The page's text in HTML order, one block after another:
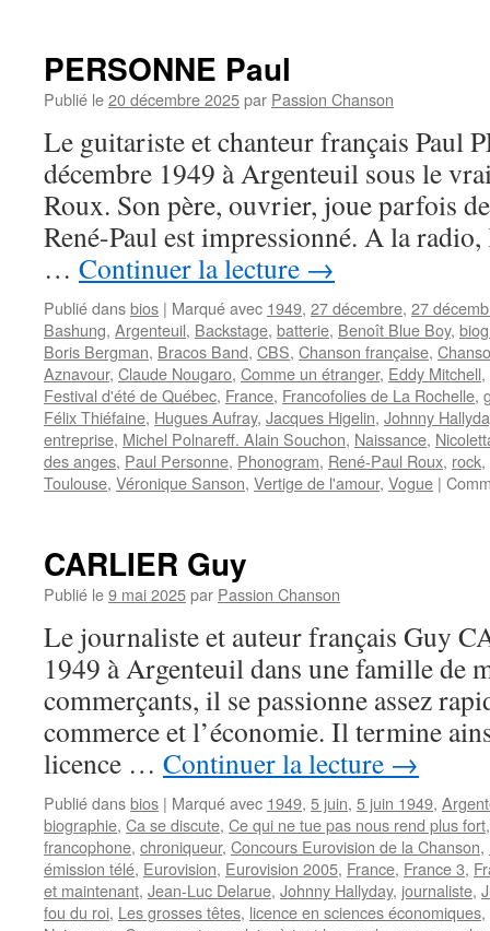
PERSONNE Paul
Publié le20 décembre 2025par Passion Chanson
Le guitariste et chanteur français Paul
décembre 1949 à Argenteuil sous le
Roux. Son père, ouvrier, joue parfois
René-Paul est impressionné. A la
… Continuer la lecture →
Publié dansbios | Marqué avec 1949, 27 décembre, 27
Bashung, Argenteuil, Backstage, batterie, Benoît Blue Boy,
Boris Bergman, Bracos Band, CBS, Chanson française,
Aznavour, Claude Nougaro, Comme un étranger, Eddy Mitchell,
Festival d'été de Québec, France, Francofolies de La Rochelle,
Félix Thiéfaine, Hugues Aufray, Jacques Higelin, Johnny
entreprise, Michel Polnareff. Alain Souchon, Naissance,
des anges, Paul Personne, Phonogram, René-Paul Roux, rock,
Toulouse, Véronique Sanson, Vertige de l'amour, Vogue |
CARLIER Guy
Publié le9 mai 2025par Passion Chanson
Le journaliste et auteur français Guy
1949 à Argenteuil dans une famille de
commerçants, il se passionne assez
commerce et l’économie. Il termine
licence … Continuer la lecture →
Publié dansbios | Marqué avec 1949, 5 juin, 5 juin 1949,
biographie, Ca se discute, Ce qui ne tue pas nous rend plus fort
francophone, chroniqueur, Concours Eurovision de la Chanson,
émission télé, Eurovision, Eurovision 2005, France, France 3,
et maintenant, Jean-Luc Delarue, Johnny Hallyday, journaliste,
fou du roi, Les grosses têtes, licence en sciences économiques,